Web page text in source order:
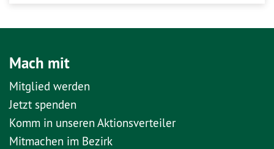
Mach mit
Mitglied werden
Jetzt spenden
Komm in unseren Aktionsverteiler
Mitmachen im Bezirk